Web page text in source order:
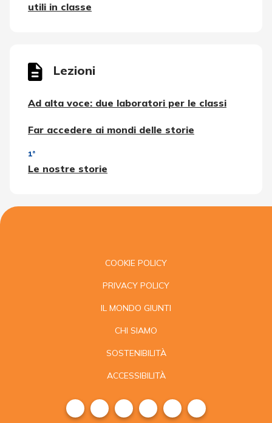
utili in classe
Lezioni
Ad alta voce: due laboratori per le classi
Far accedere ai mondi delle storie
1ª
Le nostre storie
COOKIE POLICY
PRIVACY POLICY
IL MONDO GIUNTI
CHI SIAMO
SOSTENIBILITÀ
ACCESSIBILITÀ